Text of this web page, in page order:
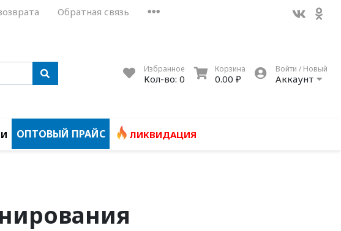
Обратная связь
Избранное
Кол-во: 0
Корзина
0.00 ₽
Войти / Новый
Аккаунт
ОПТОВЫЙ ПРАЙС ЛИКВИДАЦИЯ